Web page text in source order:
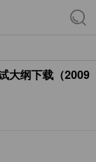
大纲下载（2009